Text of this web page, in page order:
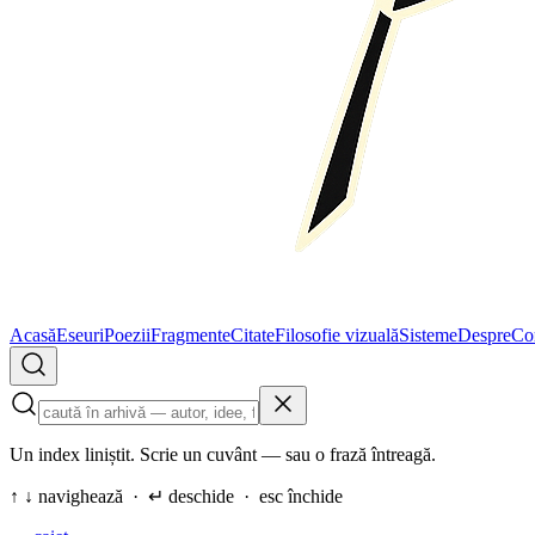
AcasăEseuriPoeziiFragmenteCitateFilosofie vizualăSistemeDespre
Un index liniștit. Scrie un cuvânt — sau o frază întreagă.
↑ ↓ navighează · ↵ deschide · esc închide